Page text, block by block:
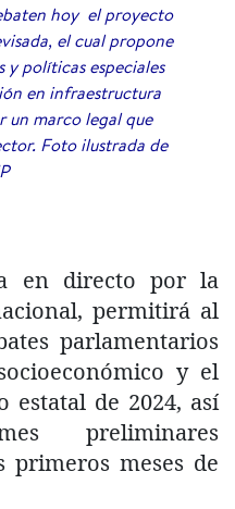
hoy el proyecto
el cual propone
y políticas especiales
en infraestructura
un marco legal que
Foto ilustrada de
en directo por la
permitirá al
parlamentarios
y el
estatal de 2024, así
preliminares
primeros meses de